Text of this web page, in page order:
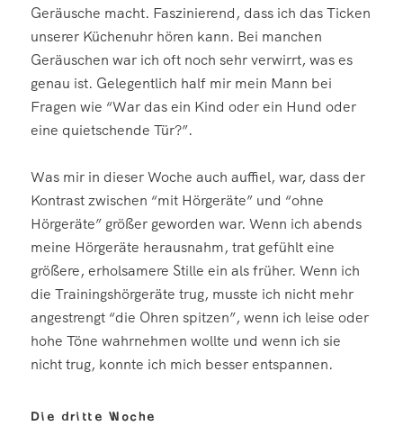
Geräusche macht. Faszinierend, dass ich das Ticken
unserer Küchenuhr hören kann. Bei manchen
Geräuschen war ich oft noch sehr verwirrt, was es
genau ist. Gelegentlich half mir mein Mann bei
Fragen wie “War das ein Kind oder ein Hund oder
eine quietschende Tür?”.
Was mir in dieser Woche auch auffiel, war, dass der
Kontrast zwischen “mit Hörgeräte” und “ohne
Hörgeräte” größer geworden war. Wenn ich abends
meine Hörgeräte herausnahm, trat gefühlt eine
größere, erholsamere Stille ein als früher. Wenn ich
die Trainingshörgeräte trug, musste ich nicht mehr
angestrengt “die Ohren spitzen”, wenn ich leise oder
hohe Töne wahrnehmen wollte und wenn ich sie
nicht trug, konnte ich mich besser entspannen.
Die dritte Woche